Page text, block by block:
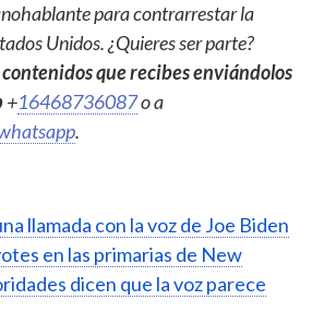
para contrarrestar la
Unidos. ¿Quieres ser parte?
que recibes enviándolos
+16468736087o a
.
llamada con la voz de Joe Biden
en las primarias de New
dicen que la voz parece